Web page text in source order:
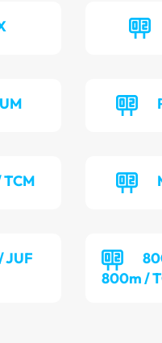
JUF
800m /